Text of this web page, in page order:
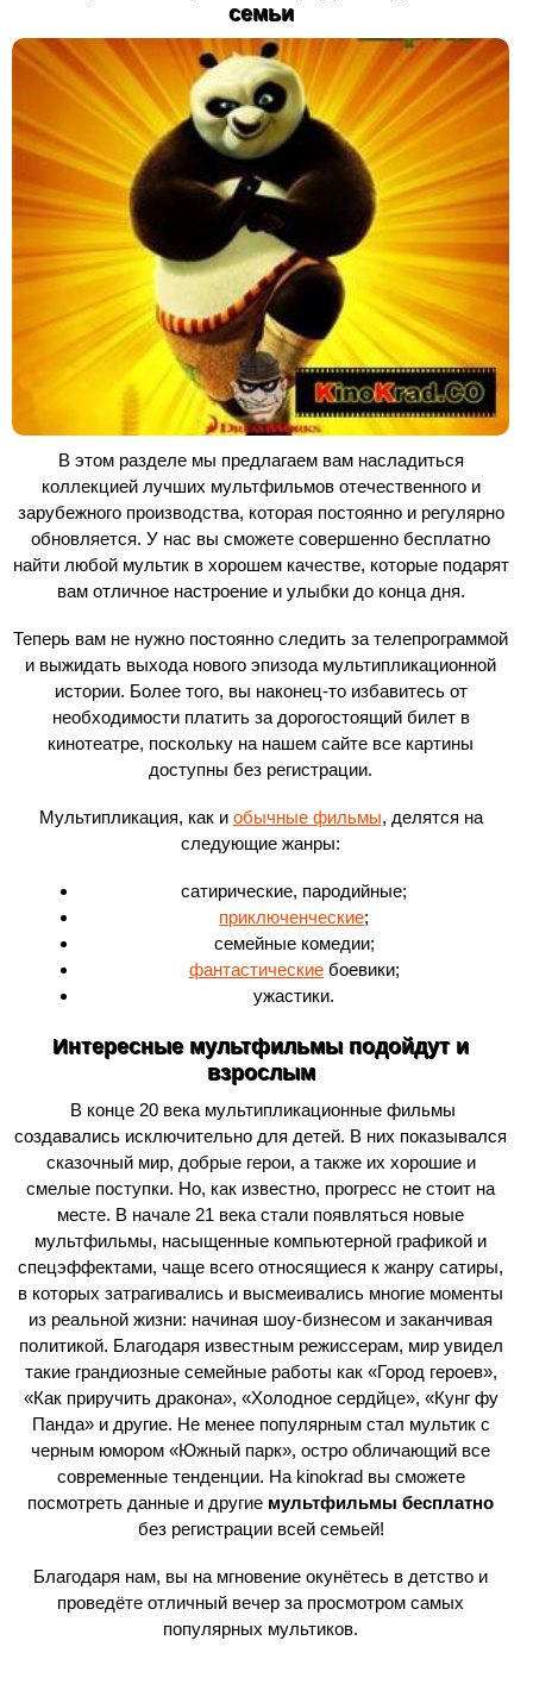
семьи
В этом разделе мы предлагаем вам насладиться
коллекцией лучших мультфильмов отечественного и
зарубежного производства, которая постоянно и регулярно
обновляется. У нас вы сможете совершенно бесплатно
найти любой мультик в хорошем качестве, которые подарят
вам отличное настроение и улыбки до конца дня.
Теперь вам не нужно постоянно следить за телепрограммой
и выжидать выхода нового эпизода мультипликационной
истории. Более того, вы наконец-то избавитесь от
необходимости платить за дорогостоящий билет в
кинотеатре, поскольку на нашем сайте все картины
доступны без регистрации.
Мультипликация, как и обычные фильмы, делятся на
следующие жанры:
сатирические, пародийные;
приключенческие;
семейные комедии;
фантастическиебоевики;
ужастики.
Интересные мультфильмы подойдут и
взрослым
В конце 20 века мультипликационные фильмы
создавались исключительно для детей. В них показывался
сказочный мир, добрые герои, а также их хорошие и
смелые поступки. Но, как известно, прогресс не стоит на
месте. В начале 21 века стали появляться новые
мультфильмы, насыщенные компьютерной графикой и
спецэффектами, чаще всего относящиеся к жанру сатиры,
в которых затрагивались и высмеивались многие моменты
из реальной жизни: начиная шоу-бизнесом и заканчивая
политикой. Благодаря известным режиссерам, мир увидел
такие грандиозные семейные работы как «Город героев»,
«Как приручить дракона», «Холодное сердйце», «Кунг фу
Панда» и другие. Не менее популярным стал мультик с
черным юмором «Южный парк», остро обличающий все
современные тенденции. На kinokrad вы сможете
посмотреть данные и другие мультфильмы бесплатно
без регистрации всей семьей!
Благодаря нам, вы на мгновение окунётесь в детство и
проведёте отличный вечер за просмотром самых
популярных мультиков.